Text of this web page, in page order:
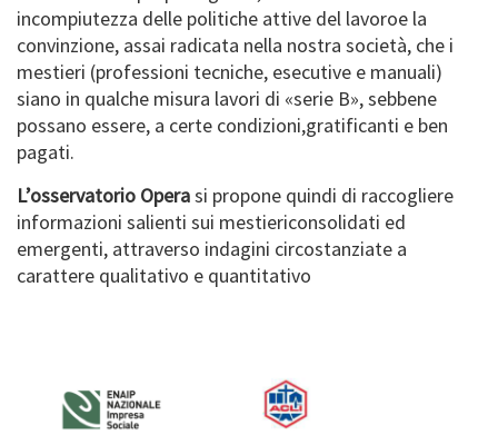
incompiutezza delle politiche attive del lavoroe la
convinzione, assai radicata nella nostra società, che i
mestieri (professioni tecniche, esecutive e manuali)
siano in qualche misura lavori di «serie B», sebbene
possano essere, a certe condizioni,gratificanti e ben
pagati.
L’osservatorio Operasi propone quindi di raccogliere
informazioni salienti sui mestiericonsolidati ed
emergenti, attraverso indagini circostanziate a
carattere qualitativo e quantitativo